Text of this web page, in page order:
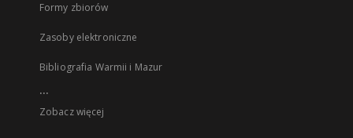
Formy zbiorów
Zasoby elektroniczne
Bibliografia Warmii i Mazur
...
Zobacz więcej